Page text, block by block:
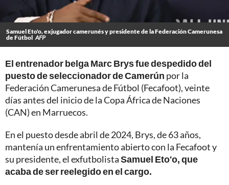
Samuel Eto'o, exjugador camerunés y presidente de la Federación Camerunesa
de Fútbol AFP
El entrenador belga Marc Brys fue despedido del
puesto de seleccionador de Camerún por la
Federación Camerunesa de Fútbol (Fecafoot), veinte
días antes del inicio de la Copa África de Naciones
(CAN) en Marruecos.
En el puesto desde abril de 2024, Brys, de 63 años,
mantenía un enfrentamiento abierto con la Fecafoot y
su presidente, el exfutbolistaSamuel Eto'o, que
acaba de ser reelegido en el cargo.